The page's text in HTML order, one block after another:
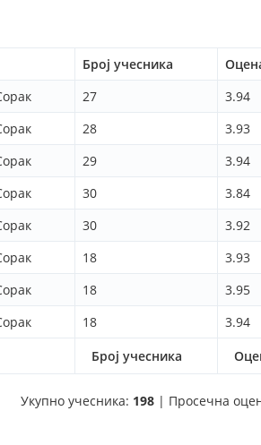
Број учесника
Број учесника
27
3.94
28
3.93
29
3.94
30
3.84
30
3.92
18
3.93
18
3.95
18 3.94
Укупно учесника: 198 | Просечна